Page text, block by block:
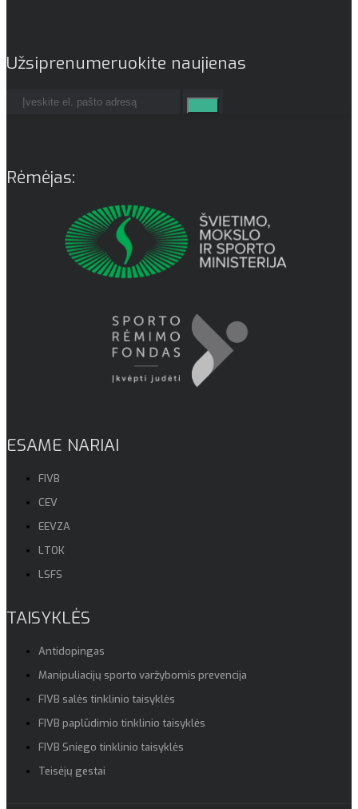
Užsiprenumeruokite naujienas
Rėmėjas:
ESAME NARIAI
FIVB
CEV
EEVZA
LTOK
LSFS
TAISYKLĖS
Antidopingas
Manipuliacijų sporto varžybomis prevencija
FIVB salės tinklinio taisyklės
FIVB paplūdimio tinklinio taisyklės
FIVB Sniego tinklinio taisyklės
Teisėjų gestai